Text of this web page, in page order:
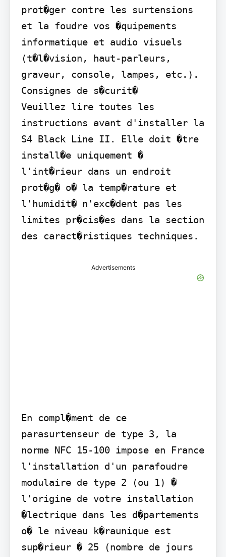
prot�ger contre les surtensions
et la foudre vos �quipements
informatique et audio visuels
(t�l�vision, haut-parleurs,
graveur, console, lampes, etc.).
Consignes de s�curit�
Veuillez lire toutes les
instructions avant d'installer la
S4 Black Line II. Elle doit �tre
install�e uniquement �
l'int�rieur dans un endroit
prot�g� o� la temp�rature et
l'humidit� n'exc�dent pas les
limites pr�cis�es dans la section
des caract�ristiques techniques.
Advertisements
En compl�ment de ce
parasurtenseur de type 3, la
norme NFC 15-100 impose en France
l'installation d'un parafoudre
modulaire de type 2 (ou 1) �
l'origine de votre installation
�lectrique dans les d�partements
o� le niveau k�raunique est
sup�rieur � 25 (nombre de jours